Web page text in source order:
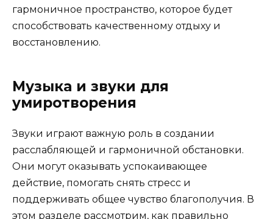
гармоничное пространство, которое будет
способствовать качественному отдыху и
восстановлению.
Музыка и звуки для
умиротворения
Звуки играют важную роль в создании
расслабляющей и гармоничной обстановки.
Они могут оказывать успокаивающее
действие, помогать снять стресс и
поддерживать общее чувство благополучия. В
этом разделе рассмотрим, как правильно